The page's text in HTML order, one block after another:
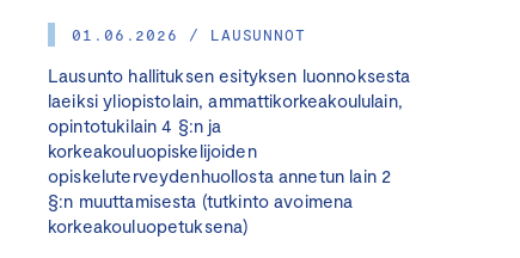
01.06.2026 / LAUSUNNOT
Lausunto hallituksen esityksen luonnoksesta
laeiksi yliopistolain, ammattikorkeakoululain,
opintotukilain 4 §:n ja
korkeakouluopiskelijoiden
opiskeluterveydenhuollosta annetun lain 2
§:n muuttamisesta (tutkinto avoimena
korkeakouluopetuksena)